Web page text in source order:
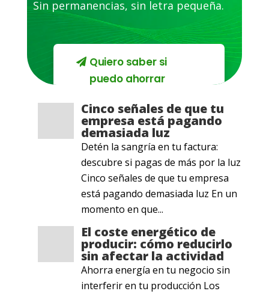
Sin permanencias, sin letra pequeña.
Quiero saber si
puedo ahorrar
Cinco señales de que tu
empresa está pagando
demasiada luz
Detén la sangría en tu factura:
descubre si pagas de más por la luz
Cinco señales de que tu empresa
está pagando demasiada luz En un
momento en que...
El coste energético de
producir: cómo reducirlo
sin afectar la actividad
Ahorra energía en tu negocio sin
interferir en tu producción Los